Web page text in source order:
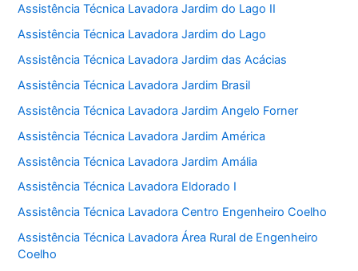
Assistência Técnica Lavadora Jardim do Lago II
Assistência Técnica Lavadora Jardim do Lago
Assistência Técnica Lavadora Jardim das Acácias
Assistência Técnica Lavadora Jardim Brasil
Assistência Técnica Lavadora Jardim Angelo Forner
Assistência Técnica Lavadora Jardim América
Assistência Técnica Lavadora Jardim Amália
Assistência Técnica Lavadora Eldorado I
Assistência Técnica Lavadora Centro Engenheiro Coelho
Assistência Técnica Lavadora Área Rural de Engenheiro
Coelho